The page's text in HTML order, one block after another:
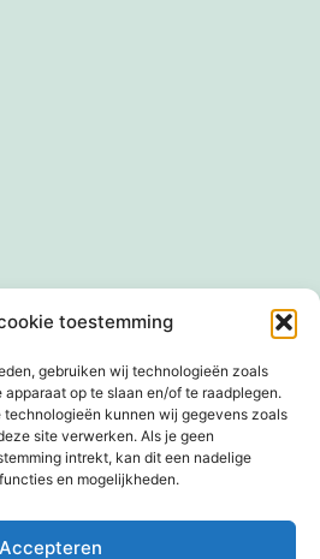
toestemming
gebruiken wij technologieën zoals
op te slaan en/of te raadplegen.
technologieën kunnen wij gegevens zoals
site verwerken. Als je geen
intrekt, kan dit een nadelige
en mogelijkheden.
Accepteren
Mijn account